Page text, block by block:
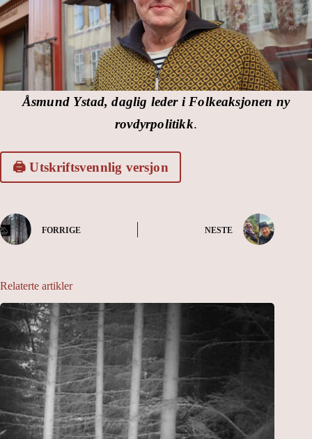
Åsmund Ystad, daglig leder i Folkeaksjonen ny
rovdyrpolitikk.
🖨️ Utskriftsvennlig versjon
FORRIGE NESTE
Relaterte artikler